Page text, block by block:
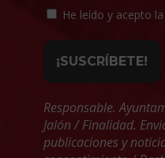
He leído y acepto la
Responsable.
Jalón / Finalidad.
publicaciones y